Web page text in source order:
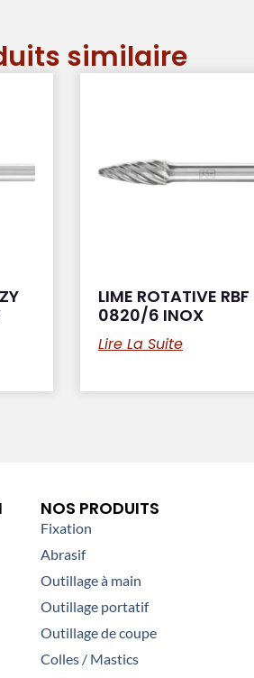
similaire
LIME ROTATIVE RBF
0820/6 INOX
Lire La Suite
NOS PRODUITS
Fixation
Abrasif
Outillage à main
Outillage portatif
Outillage de coupe
Colles / Mastics